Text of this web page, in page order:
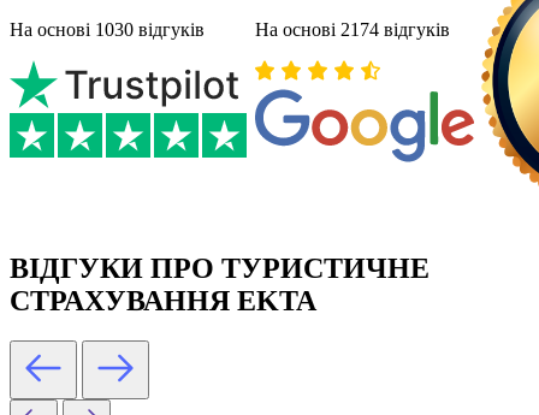
На основі 1030 відгуків
На основі 2174 відгуків
ВІДГУКИ ПРО ТУРИСТИЧНЕ
СТРАХУВАННЯ EKTA